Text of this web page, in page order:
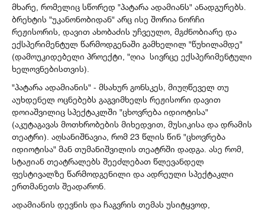
მხარე, რომელიც სწორედ "პატარა ადამიანს" ანადგურებს.
ბრეხტის "უკანონობიდან" არც ისე შორია ნორჩი
რეჟისორის, დავით ახობაძის უჩვეულო, მგძნობიარე და
ექსპერიმენტულ წარმოდგენაში გამხელილ "წუხილამდე"
(დამოუკიდებელი პროექტი, "ღია სივრცე ექსპერიმენტული
ხელოვნებისთვის).
"პატარა ადამიანის" - მსახურ გონსკეს, მიუღწეველ თუ
აუხდენელ ოცნებებს გაგვიმხელს რეჟისორი დავით
დოიაშვილიც სპექტაკლში "ცხოვრება იდიოტისა"
(აკუტაგავას მოთხრობების მიხედვით, მუსიკისა და დრამის
თეატრი). აღსანიშნავია, რომ 23 წლის წინ "ცხოვრება
იდიოტისა" მან თუმანიშვილის თეატრში დადგა. ასე რომ,
სტაჟიან თეატრალებს შეეძლებათ წლევანდელ
ფესტივალზე წარმოდგენილი და ადრეული სპექტაკლი
ერთმანეთს შეადარონ.
ადამიანის დევნის და ჩაგვრის თემას უსიტყვოდ,